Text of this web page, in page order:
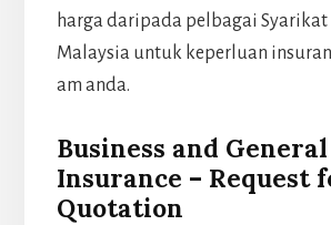
harga daripada pelbagai Syarikat
Malaysia untuk keperluan
am anda.
Business and General
Insurance – Request
Quotation